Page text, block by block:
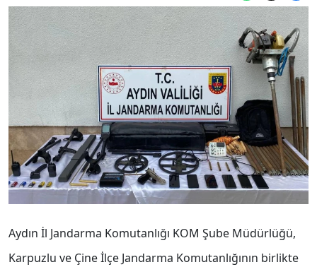
Aydın İl Jandarma Komutanlığı KOM Şube Müdürlüğü,
Karpuzlu ve Çine İlçe Jandarma Komutanlığının birlikte